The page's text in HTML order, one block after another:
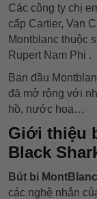
Các công ty chị
cấp Cartier, Van
Montblanc thuộc
Rupert Nam Phi .
Ban đầu
đã mở rộng với
hồ, nước hoa…
Giới thiệu
Black
Bút bi
các nghệ nhân